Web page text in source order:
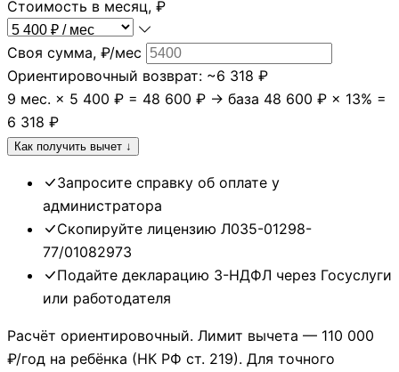
Стоимость в месяц, ₽
Своя сумма, ₽/мес
Ориентировочный возврат: ~6 318 ₽
9 мес. × 5 400 ₽ = 48 600 ₽ → база 48 600 ₽ × 13% =
6 318 ₽
Как получить вычет ↓
Запросите справку об оплате у
администратора
Скопируйте лицензию Л035-01298-
77/01082973
Подайте декларацию 3-НДФЛ через Госуслуги
или работодателя
Расчёт ориентировочный. Лимит вычета — 110 000
₽/год на ребёнка (НК РФ ст. 219). Для точного